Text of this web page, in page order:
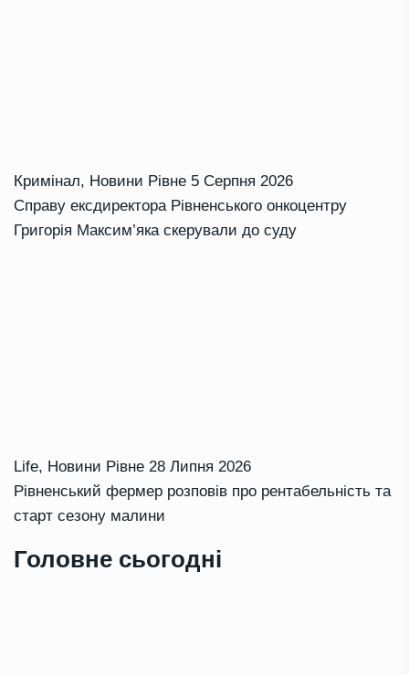
Кримінал, Новини Рівне 5 Серпня 2026
Справу ексдиректора Рівненського онкоцентру
Григорія Максим’яка скерували до суду
Life, Новини Рівне 28 Липня 2026
Рівненський фермер розповів про рентабельність та
старт сезону малини
Головне сьогодні